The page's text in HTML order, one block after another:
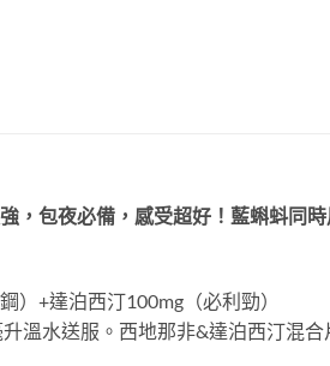
，包夜必備，感受超好！藍蝌蚪同
）+達泊西汀100mg（必利勁）
升溫水送服。西地那非&達泊西汀混